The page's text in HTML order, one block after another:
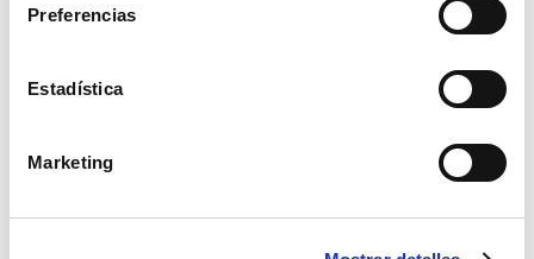
Preferencias
Estadística
Marketing